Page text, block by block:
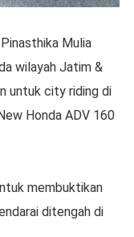
Mulia
wilayah Jatim &
untuk city riding di
Honda ADV 160
membuktikan
ditengah di